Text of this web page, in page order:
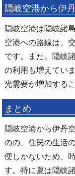
隠岐空港から伊
隠岐空港は隠岐諸
空港への路線は、
です。また、隠岐
の利用も増えてい
光需要が増加する
まとめ
隠岐空港から伊丹
のの、住民の生活
便しかないため、
す。特に夏は隠岐